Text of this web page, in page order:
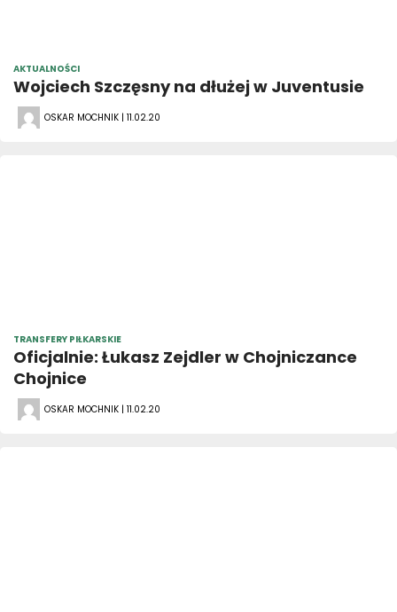
AKTUALNOŚCI
Wojciech Szczęsny na dłużej w Juventusie
OSKAR MOCHNIK | 11.02.20
TRANSFERY PIŁKARSKIE
Oficjalnie: Łukasz Zejdler w Chojniczance
Chojnice
OSKAR MOCHNIK | 11.02.20